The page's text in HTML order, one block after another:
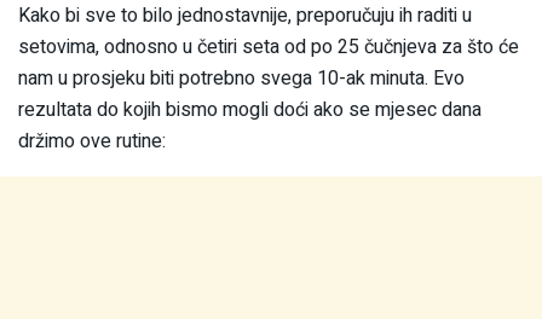
Kako bi sve to bilo jednostavnije, preporučuju ih raditi u
setovima, odnosno u četiri seta od po 25 čučnjeva za što će
nam u prosjeku biti potrebno svega 10-ak minuta. Evo
rezultata do kojih bismo mogli doći ako se mjesec dana
držimo ove rutine: